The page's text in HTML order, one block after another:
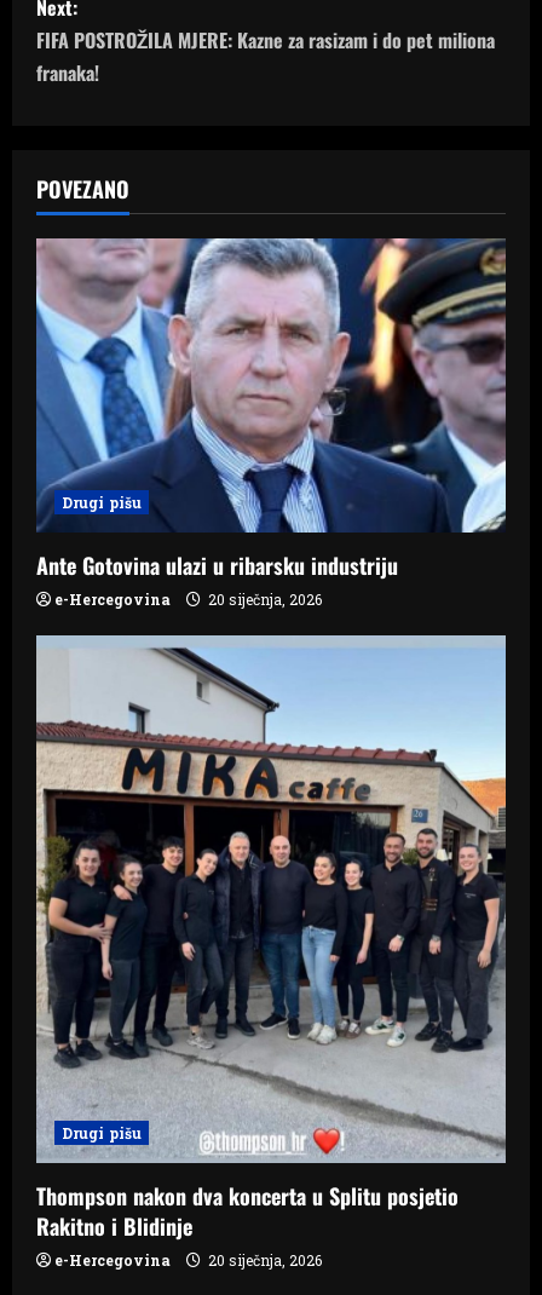
t
n
v
i
g
a
t
o
n
Next:
FIFA POSTROŽILA MJERE: Kazne za rasizam i do pet miliona
franaka!
POVEZANO
Drugi pišu
Ante Gotovina ulazi u ribarsku industriju
e-Hercegovina 20 siječnja, 2026
Drugi pišu
Thompson nakon dva koncerta u Splitu posjetio
Rakitno i Blidinje
e-Hercegovina 20 siječnja, 2026